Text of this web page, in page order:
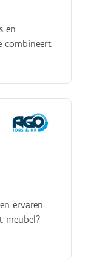
en
combineert
ervaren
meubel?